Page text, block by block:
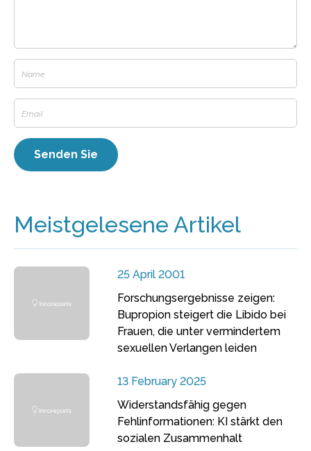
Meistgelesene Artikel
25 April 2001
Forschungsergebnisse zeigen:
Bupropion steigert die Libido bei
Frauen, die unter vermindertem
sexuellen Verlangen leiden
13 February 2025
Widerstandsfähig gegen
Fehlinformationen: KI stärkt den
sozialen Zusammenhalt